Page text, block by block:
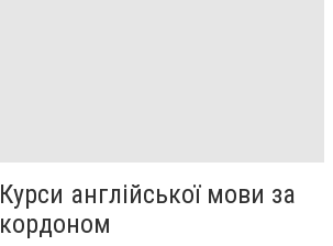
Курси англійської мови за
кордоном